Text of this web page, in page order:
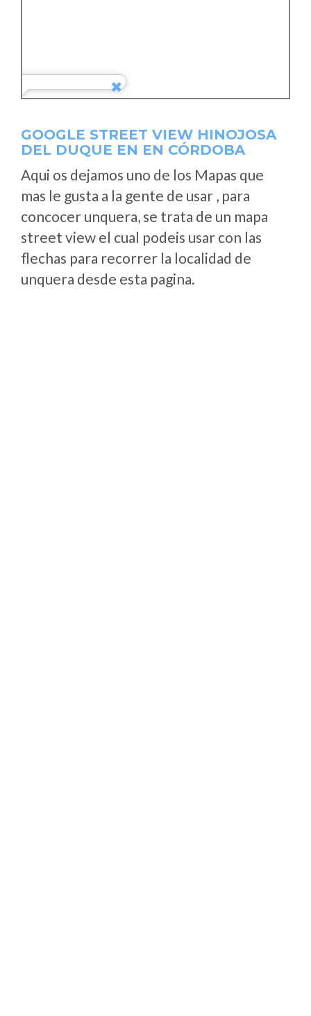
GOOGLE STREET VIEW HINOJOSA
DEL DUQUE EN EN CÓRDOBA
Aqui os dejamos uno de los Mapas que
mas le gusta a la gente de usar , para
concocer unquera, se trata de un mapa
street view el cual podeis usar con las
flechas para recorrer la localidad de
unquera desde esta pagina.